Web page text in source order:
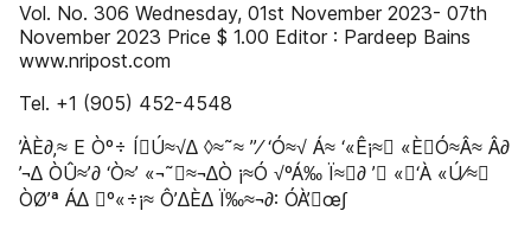
Vol. No. 306 Wednesday, 01st November 2023- 07th
November 2023 Price $ 1.00 Editor : Pardeep Bains
www.nripost.com
Tel. +1 (905) 452-4548
’ÀÈ∂‚≈ E Òº÷ ÍÚ≈√∆ ◊≈˜≈ ”⁄ ‘Ó≈√ Á≈ ‘«Ê¡≈ «ÈÓ≈Â≈ Â∂
’¬∆ ÒÛ≈’∂ ‘Ò≈’ «¬˜≈¬∆Ò ¡≈Ó √ºÁ‰ Ï≈∂ ’ «‘À «Ú⁄≈
ÒØ’ª Á∆ º«÷¡≈ Ô’∆È∆ Ï‰≈¬∂: ÓÀ’œ∫